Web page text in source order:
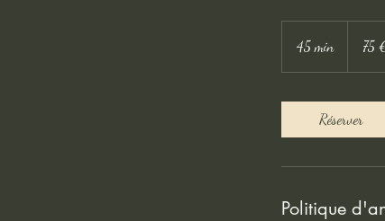
45 min4
5
75
Réserver
Politique